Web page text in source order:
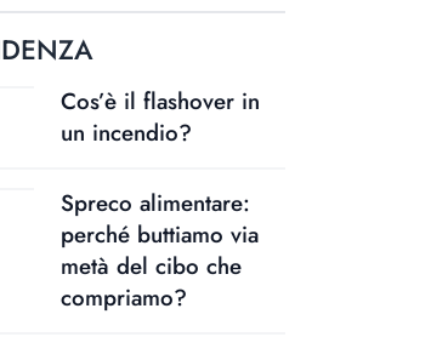
Cos’è il flashover in
un incendio?
Spreco alimentare:
perché buttiamo via
metà del cibo che
compriamo?